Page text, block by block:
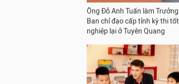
Ông Đỗ Anh Tuấn làm Trưởng
Ban chỉ đạo cấp tỉnh kỳ thi tốt
nghiệp lại ở Tuyên Quang